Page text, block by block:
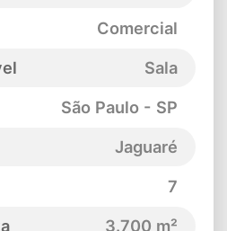
Comercial
Sala
São Paulo - SP
Jaguaré
7
3.700 m²